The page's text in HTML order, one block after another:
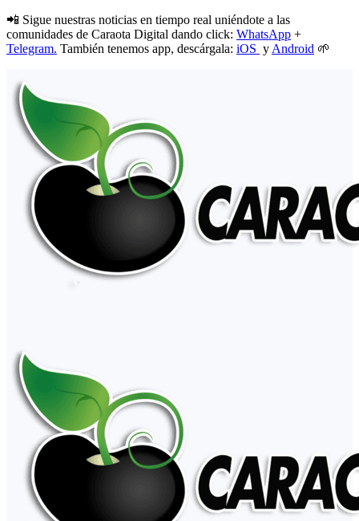
📲 Sigue nuestras noticias en tiempo real uniéndote a las
comunidades de Caraota Digital dando click: WhatsApp +
Telegram. También tenemos app, descárgala: iOS y Android 🌱